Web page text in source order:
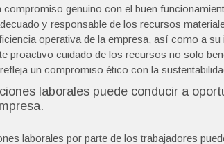
genuino con el buen
y responsable de los recursos
operativa de la empresa, así como a
proactivo cuidado de los recursos no solo
un compromiso ético con la
laborales puede conducir a
laborales por parte de los trabajadores